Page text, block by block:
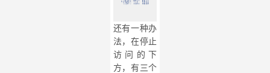
还有一种办
法，在停止
访问的下
方，有三个